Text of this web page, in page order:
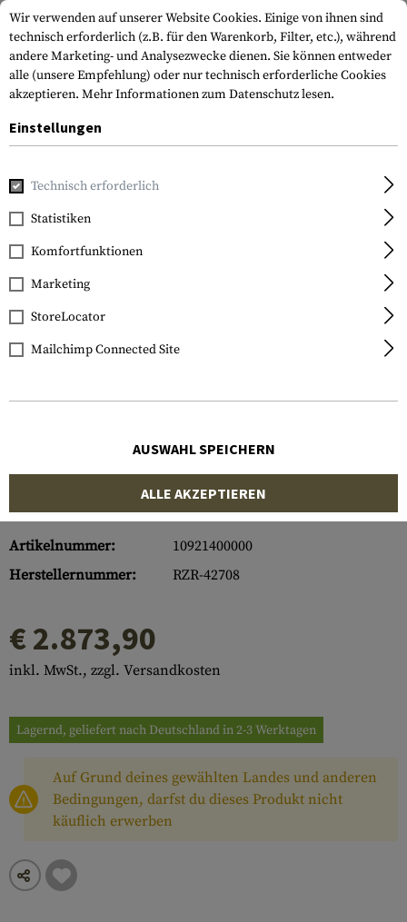
Home Waffenzubehör
Vortex Optics
Razor Gen II 4.5-27x56
EBR-7C MRAD
Artikelnummer:
10921400000
Herstellernummer:
RZR-42708
€ 2.873,90
inkl. MwSt., zzgl. Versandkosten
Lagernd, geliefert nach Deutschland in 2-3 Werktagen
Auf Grund deines gewählten Landes und anderen
Bedingungen, darfst du dieses Produkt nicht
käuflich erwerben
Wir verwenden auf unserer Website Cookies. Einige von ihnen sind
technisch erforderlich (z.B. für den Warenkorb, Filter, etc.), während
andere Marketing- und Analysezwecke dienen. Sie können entweder
alle (unsere Empfehlung) oder nur technisch erforderliche Cookies
akzeptieren. Mehr Informationen zum Datenschutz lesen.
Einstellungen
Technisch erforderlich
Statistiken
Komfortfunktionen
Marketing
StoreLocator
Mailchimp Connected Site
AUSWAHL SPEICHERN
ALLE AKZEPTIEREN